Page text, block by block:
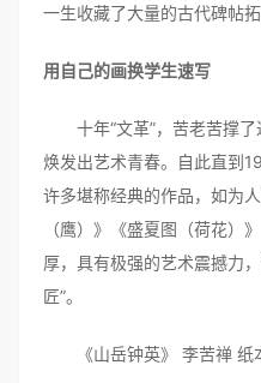
一生收藏了大量的古代碑帖
用自己的画换学生速写
十年“文革”，苦老苦撑了
焕发出艺术青春。自此直到
许多堪称经典的作品，如为
（鹰）》《盛夏图（荷花）
厚，具有极强的艺术震撼力
匠”。
《山岳钟英》 李苦禅 纸